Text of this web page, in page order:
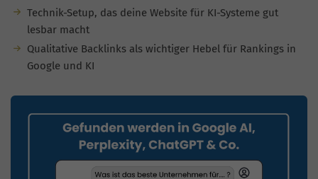
Technik-Setup, das deine Website für KI-Systeme gut
lesbar macht
Qualitative Backlinks als wichtiger Hebel für Rankings in
Google und KI